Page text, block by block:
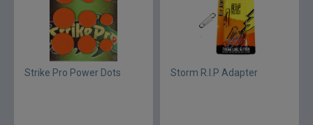
Strike Pro Power Dots Storm R.I.P Adapter